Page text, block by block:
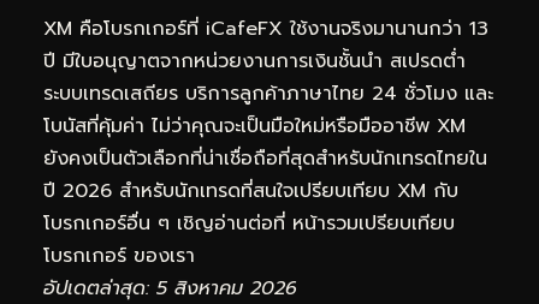
XM คือโบรกเกอร์ที่ iCafeFX ใช้งานจริงมานานกว่า 13
ปี มีใบอนุญาตจากหน่วยงานการเงินชั้นนำ สเปรดต่ำ
ระบบเทรดเสถียร บริการลูกค้าภาษาไทย 24 ชั่วโมง และ
โบนัสที่คุ้มค่า ไม่ว่าคุณจะเป็นมือใหม่หรือมืออาชีพ XM
ยังคงเป็นตัวเลือกที่น่าเชื่อถือที่สุดสำหรับนักเทรดไทยใน
ปี 2026 สำหรับนักเทรดที่สนใจเปรียบเทียบ XM กับ
โบรกเกอร์อื่น ๆ เชิญอ่านต่อที่ หน้ารวมเปรียบเทียบ
โบรกเกอร์ ของเรา
อัปเดตล่าสุด: 5 สิงหาคม 2026